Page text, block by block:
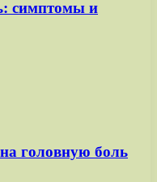
симптомы и
головную боль